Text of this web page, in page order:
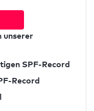
unserer
SPF-Record
Record